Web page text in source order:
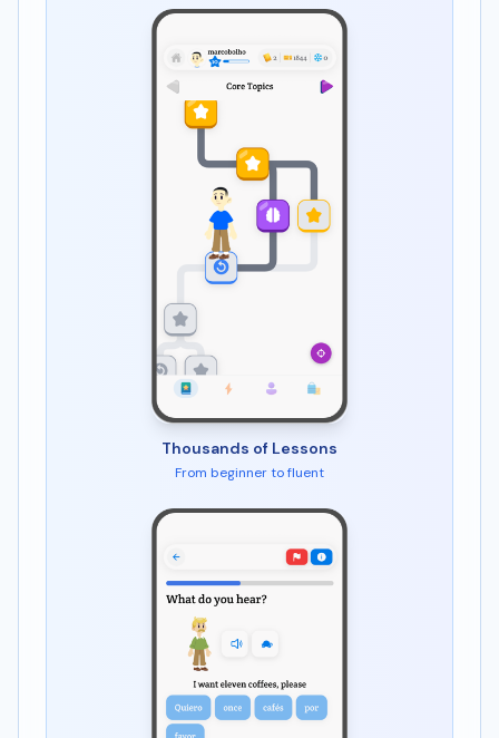
Thousands of Lessons
From beginner to fluent